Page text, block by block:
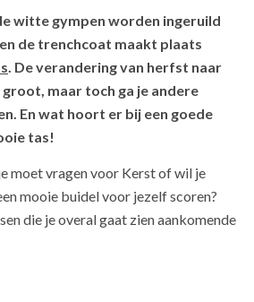
witte gympen worden ingeruild
de trenchcoat maakt plaats
. De verandering van herfst naar
maar toch ga je andere
En wat hoort er bij een goede
tas!
moet vragen voor Kerst of wil je
mooie buidel voor jezelf scoren?
die je overal gaat zien aankomende